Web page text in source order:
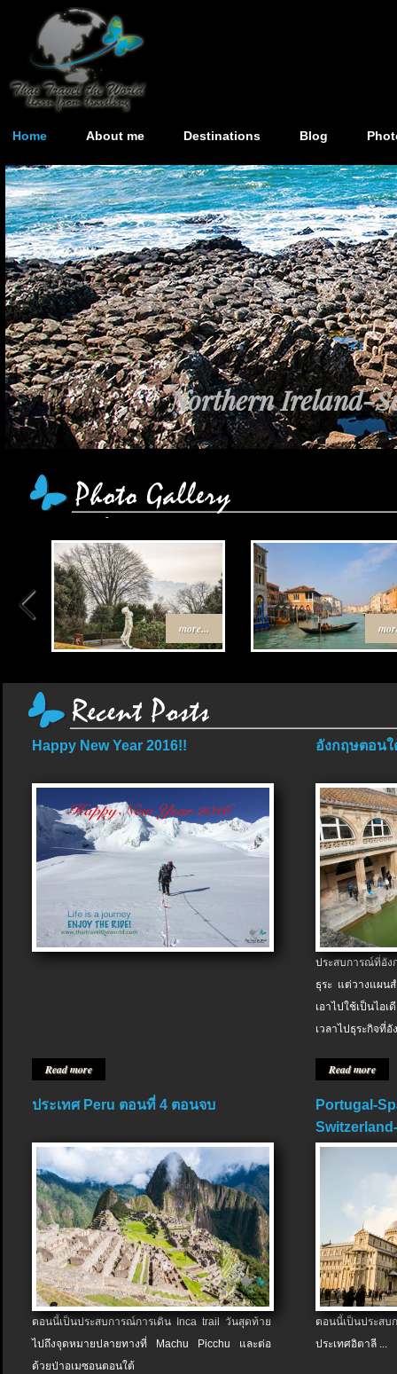
Home About me Destinations Blog
Northern Ireland-
เส้นทาง Egypt-
more...
Happy New Year 2016!!
Read more
อังกฤษตอนใ
ประสบการณ์ที่อัง
ธุระ แต่วางแผน
เอาไปใช้เป็นไอ
เวลาไปธุระกิจที่อั
Read more
ประเทศ Peru ตอนที่ 4 ตอนจบ
ตอนนี้เป็นประสบการณ์การเดิน Inca trail วันสุดท้าย
ไปถึงจุดหมายปลายทางที่ Machu Picchu และต่อ
ด้วยป่าอเมซอนตอนใต้
Portugal-
ตอนนี้เป็นประส
ประเทศอิตาลี ...